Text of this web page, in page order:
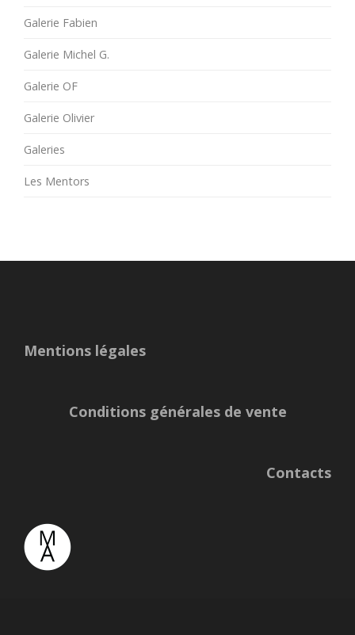
Galerie Fabien
Galerie Michel G.
Galerie OF
Galerie Olivier
Galeries
Les Mentors
Mentions légales
Conditions générales de vente
Contacts